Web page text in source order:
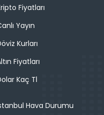
Fiyatları
Yayın
Kurları
Fiyatları
Kaç Tl
Hava Durumu